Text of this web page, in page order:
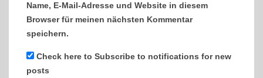
Name, E-Mail-Adresse und Website in diesem
Browser für meinen nächsten Kommentar
speichern.
Check here to Subscribe to notifications for new
posts